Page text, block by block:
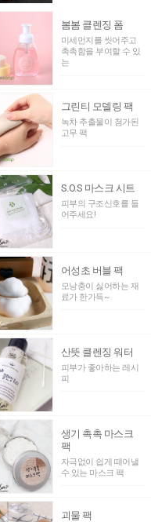
봄봄 클렌징 폼
미세먼지를 씻어주고
촉촉함을 부여할 수 있
는
그린티 모델링 팩
녹차 추출물이 첨가된
고무 팩
S.O.S 마스크 시트
피부의 구조신호를 들
어주세요!
어성초 버블 팩
모낭충이 싫어하는 재
료가 한가득~
산뜻 클렌징 워터
피부가 좋아하는 레시
피
생기 촉촉 마스크
팩
자극없이 쉽게 떼어낼
수 있는 마스크 팩
괴물 팩